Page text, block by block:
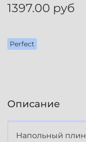
Perfect
1397.00 руб
Описание
Напольный